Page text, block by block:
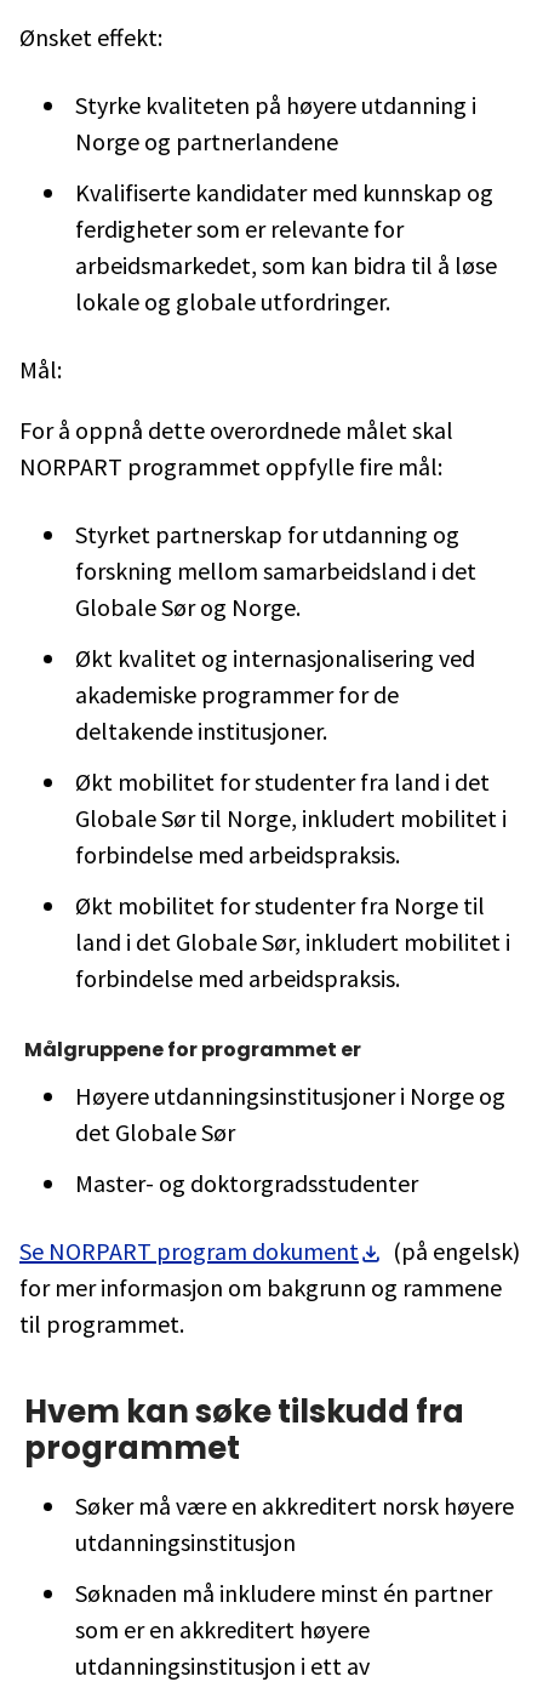
Ønsket effekt:
Styrke kvaliteten på høyere utdanning i
Norge og partnerlandene
Kvalifiserte kandidater med kunnskap og
ferdigheter som er relevante for
arbeidsmarkedet, som kan bidra til å løse
lokale og globale utfordringer.
Mål:
For å oppnå dette overordnede målet skal
NORPART programmet oppfylle fire mål:
Styrket partnerskap for utdanning og
forskning mellom samarbeidsland i det
Globale Sør og Norge.
Økt kvalitet og internasjonalisering ved
akademiske programmer for de
deltakende institusjoner.
Økt mobilitet for studenter fra land i det
Globale Sør til Norge, inkludert mobilitet i
forbindelse med arbeidspraksis.
Økt mobilitet for studenter fra Norge til
land i det Globale Sør, inkludert mobilitet i
forbindelse med arbeidspraksis.
Målgruppene for programmet er
Høyere utdanningsinstitusjoner i Norge og
det Globale Sør
Master- og doktorgradsstudenter
Se NORPART program dokument
(på engelsk)
for mer informasjon om bakgrunn og rammene
til programmet.
Hvem kan søke tilskudd fra
programmet
Søker må være en akkreditert norsk høyere
utdanningsinstitusjon
Søknaden må inkludere minst én partner
som er en akkreditert høyere
utdanningsinstitusjon i ett av